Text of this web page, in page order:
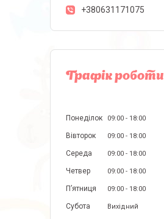
+380631171075
Графік роботи
Понеділок 09:00 18:00
Вівторок 09:00 18:00
Середа 09:00 18:00
Четвер 09:00 18:00
Пʼятниця 09:00 18:00
Субота Вихідний